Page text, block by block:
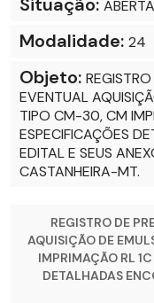
Situação: ABERTA
Modalidade: 24
Objeto:
EVENTUAL
TIPO CM-30, CM
ESPECIFICAÇÕES
EDITAL E SEUS
CASTANHEIRA-MT.
REGISTRO DE
AQUISIÇÃO DE
IMPRIMAÇÃO RL
DETALHADAS